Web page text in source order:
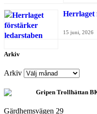
Herrlaget
15 juni, 2026
Arkiv
Arkiv
Gripen Trollhättan
Gärdhemsvägen 29